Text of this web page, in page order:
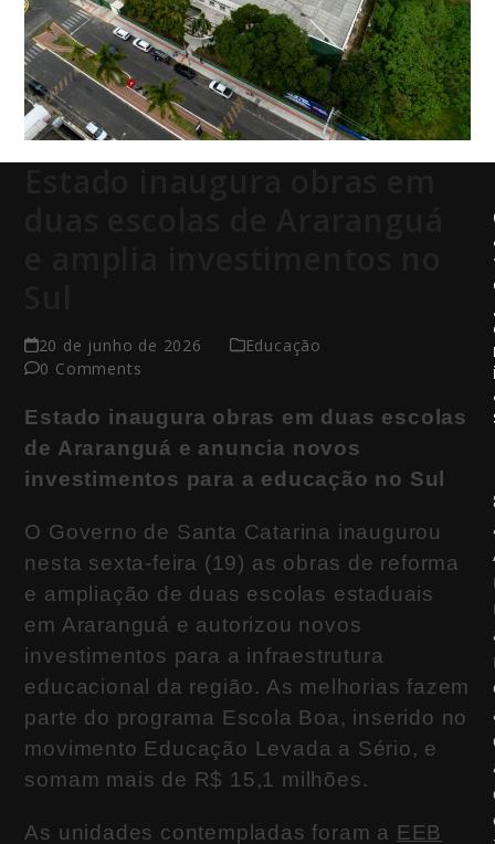
20 de junho de 2026
Educação
0 Comments
Estado inaugura obras em duas escolas
de Araranguá e anuncia novos
investimentos para a educação no Sul
O Governo de Santa Catarina inaugurou
nesta sexta-feira (19) as obras de reforma
e ampliação de duas escolas estaduais
em Araranguá e autorizou novos
investimentos para a infraestrutura
educacional da região. As melhorias fazem
parte do programa Escola Boa, inserido no
movimento Educação Levada a Sério, e
somam mais de R$ 15,1 milhões.
As unidades contempladas foram a EEB